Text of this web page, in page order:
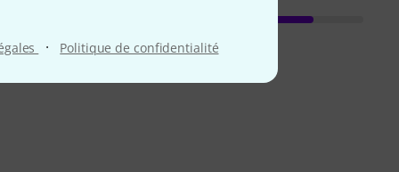
· Politique de confidentialité